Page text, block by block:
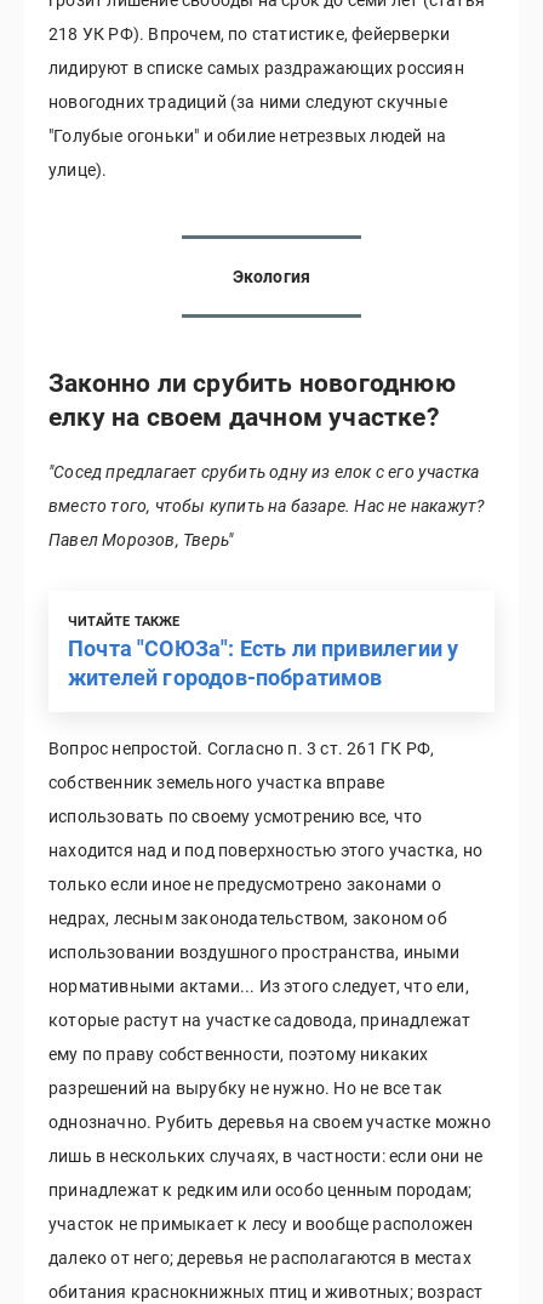
218 УК РФ). Впрочем, по статистике, фейерверки
лидируют в списке самых раздражающих россиян
новогодних традиций (за ними следуют скучные
"Голубые огоньки" и обилие нетрезвых людей на
улице).
Экология
Законно ли срубить новогоднюю
елку на своем дачном участке?
"Сосед предлагает срубить одну из елок с его участка
вместо того, чтобы купить на базаре. Нас не накажут?
Павел Морозов, Тверь"
ЧИТАЙТЕ ТАКЖЕ
Почта "СОЮЗа": Есть ли привилегии у
жителей городов-побратимов
Вопрос непростой. Согласно п. 3 ст. 261 ГК РФ,
собственник земельного участка вправе
использовать по своему усмотрению все, что
находится над и под поверхностью этого участка, но
только если иное не предусмотрено законами о
недрах, лесным законодательством, законом об
использовании воздушного пространства, иными
нормативными актами... Из этого следует, что ели,
которые растут на участке садовода, принадлежат
ему по праву собственности, поэтому никаких
разрешений на вырубку не нужно. Но не все так
однозначно. Рубить деревья на своем участке можно
лишь в нескольких случаях, в частности: если они не
принадлежат к редким или особо ценным породам;
участок не примыкает к лесу и вообще расположен
далеко от него; деревья не располагаются в местах
обитания краснокнижных птиц и животных; возраст